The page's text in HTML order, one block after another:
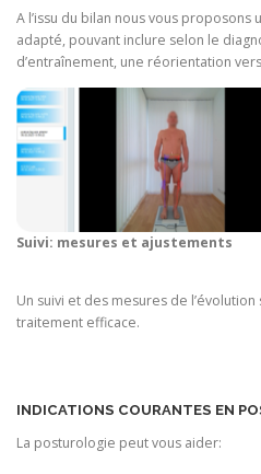
A l’issu du bilan nous vous proposons
adapté, pouvant inclure selon le
d’entraînement, une réorientation
Suivi: mesures et ajustements
Un suivi et des mesures de
traitement efficace.
INDICATIONS COURANTES EN
La posturologie peut vous aider: